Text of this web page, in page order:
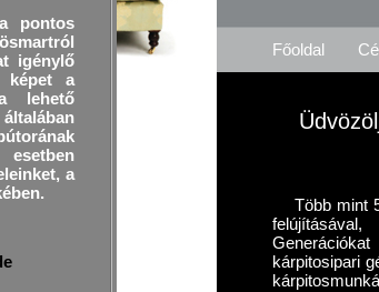
Főoldal
Több mint
kárpitosipari